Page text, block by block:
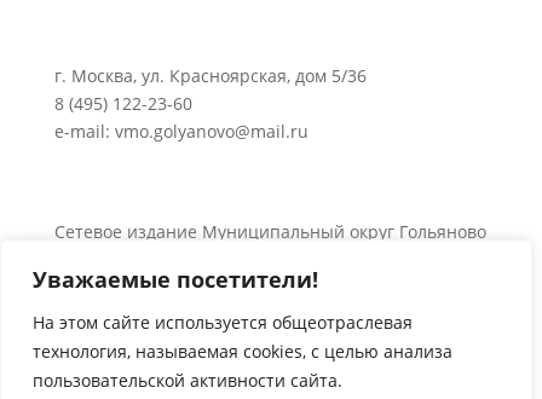
Уважаемые посетители!
На этом сайте используется общеотраслевая
технология, называемая cookies, с целью анализа
пользовательской активности сайта.
г. Москва, ул. Красноярская, дом 5/36
8 (495) 122-23-60
e-mail: vmo.golyanovo@mail.ru
Сетевое издание Муниципальный округ Гольяново
Об использовании информации сайта.
© 2024 Все права защищены.